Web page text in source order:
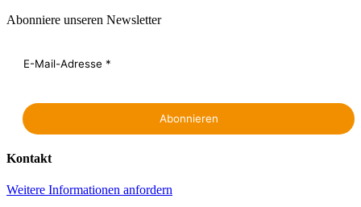
Abonniere unseren Newsletter
Kontakt
Weitere Informationen anfordern